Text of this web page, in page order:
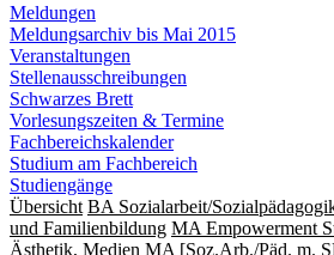
Meldungen
Meldungsarchiv bis Mai 2015
Veranstaltungen
Stellenausschreibungen
Schwarzes Brett
Vorlesungszeiten & Termine
Fachbereichskalender
Studium am Fachbereich
Studiengänge
Übersicht BA Sozialarbeit/
und Familienbildung MA Empowerment
Ästhetik, Medien MA [Soz.Arb./Päd. m.